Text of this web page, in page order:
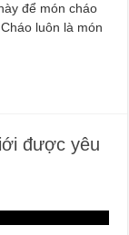
để món cháo
luôn là món
được yêu